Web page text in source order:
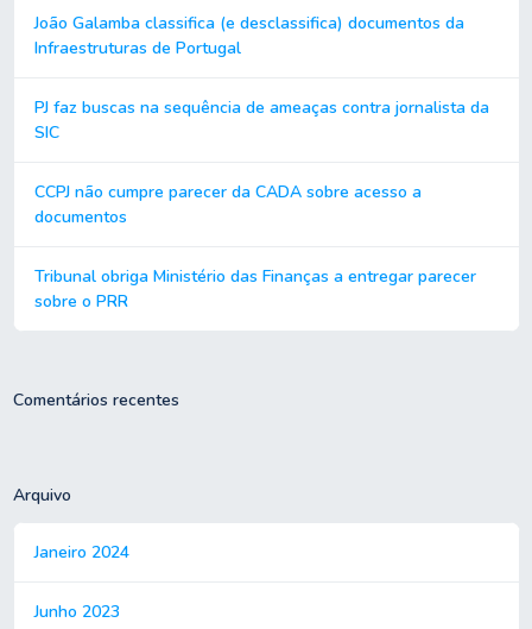
João Galamba classifica (e desclassifica) documentos da
Infraestruturas de Portugal
PJ faz buscas na sequência de ameaças contra jornalista da
SIC
CCPJ não cumpre parecer da CADA sobre acesso a
documentos
Tribunal obriga Ministério das Finanças a entregar parecer
sobre o PRR
Comentários recentes
Arquivo
Janeiro 2024
Junho 2023